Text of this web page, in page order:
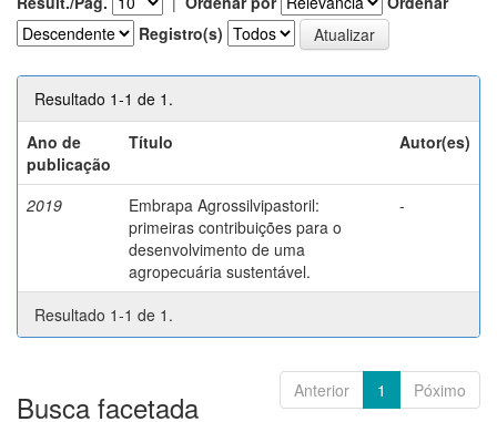
Registro(s)
Resultado 1-1 de 1.
Ano de
publicação
Título Autor(es)
2019
Embrapa Agrossilvipastoril:
primeiras contribuições para o
desenvolvimento de uma
agropecuária sustentável.
-
Resultado 1-1 de 1.
Anterior 1 Póximo
Busca facetada